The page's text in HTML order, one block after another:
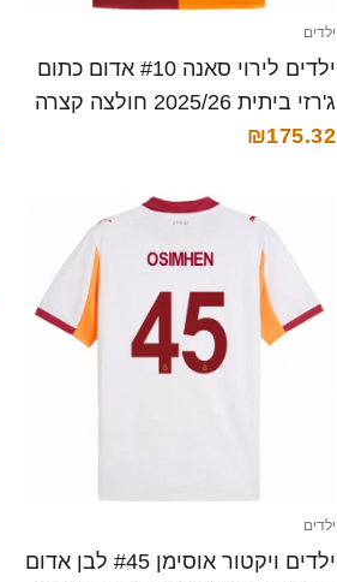
ילדים
ילדים לירוי סאנה #10 אדום כתום
ג'רזי ביתית 2025/26 חולצה קצרה
₪175.32
ילדים
ילדים ויקטור אוסימן #45 לבן אדום